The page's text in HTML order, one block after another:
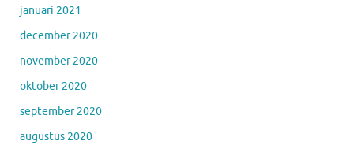
januari 2021
december 2020
november 2020
oktober 2020
september 2020
augustus 2020